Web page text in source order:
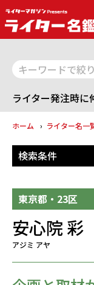
ライター発注時
ホーム ライター名一
検索条件
東京都・23区
安心院 彩
アジミ アヤ